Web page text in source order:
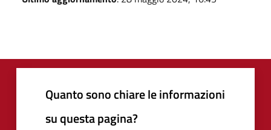
Quanto sono chiare le informazioni
su questa pagina?